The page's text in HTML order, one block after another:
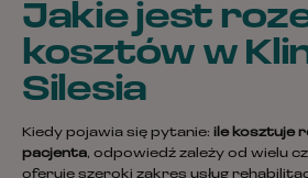
Jakie jest
kosztów w
Silesia
Kiedy pojawia się pytanie: ile kosztuje
pacjenta, odpowiedź zależy od wielu
oferuje szeroki zakres usług